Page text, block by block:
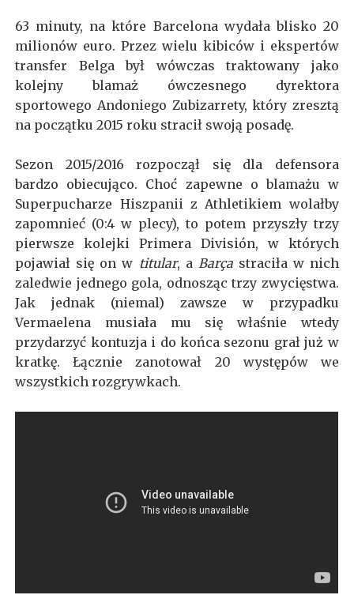
63 minuty, na które Barcelona wydała blisko 20
milionów euro. Przez wielu kibiców i ekspertów
transfer Belga był wówczas traktowany jako
kolejny blamaż ówczesnego dyrektora
sportowego Andoniego Zubizarrety, który zresztą
na początku 2015 roku stracił swoją posadę.
Sezon 2015/2016 rozpoczął się dla defensora
bardzo obiecująco. Choć zapewne o blamażu w
Superpucharze Hiszpanii z Athletikiem wolałby
zapomnieć (0:4 w plecy), to potem przyszły trzy
pierwsze kolejki Primera División, w których
pojawiał się on w titular, a Barça straciła w nich
zaledwie jednego gola, odnosząc trzy zwycięstwa.
Jak jednak (niemal) zawsze w przypadku
Vermaelena musiała mu się właśnie wtedy
przydarzyć kontuzja i do końca sezonu grał już w
kratkę. Łącznie zanotował 20 występów we
wszystkich rozgrywkach.